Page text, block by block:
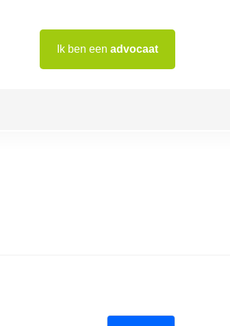
Ik ben een advocaat